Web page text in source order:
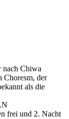
nach Chiwa
Choresm, der
als die
frei und 2. Nacht